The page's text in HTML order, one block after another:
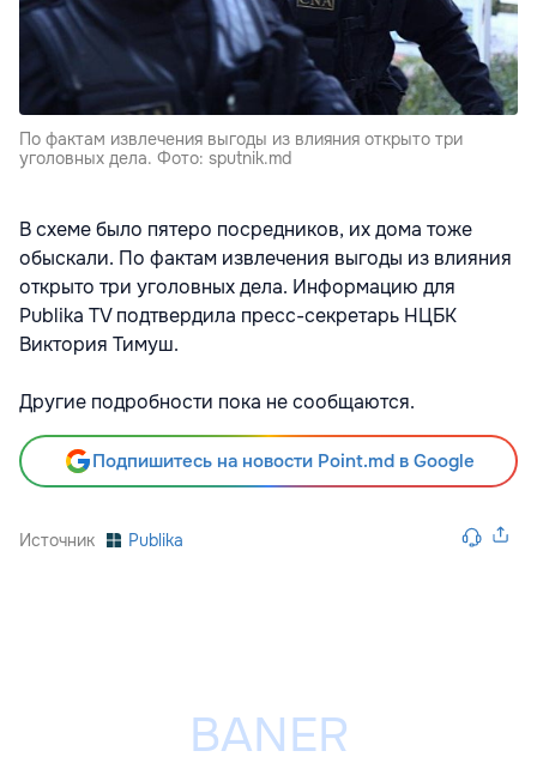
По фактам извлечения выгоды из влияния открыто три
уголовных дела. Фото: sputnik.md
В схеме было пятеро посредников, их дома тоже
обыскали. По фактам извлечения выгоды из влияния
открыто три уголовных дела. Информацию для
Publika TV подтвердила пресс-секретарь НЦБК
Виктория Тимуш.
Другие подробности пока не сообщаются.
Подпишитесь на новости Point.md в Google
Источник Publika